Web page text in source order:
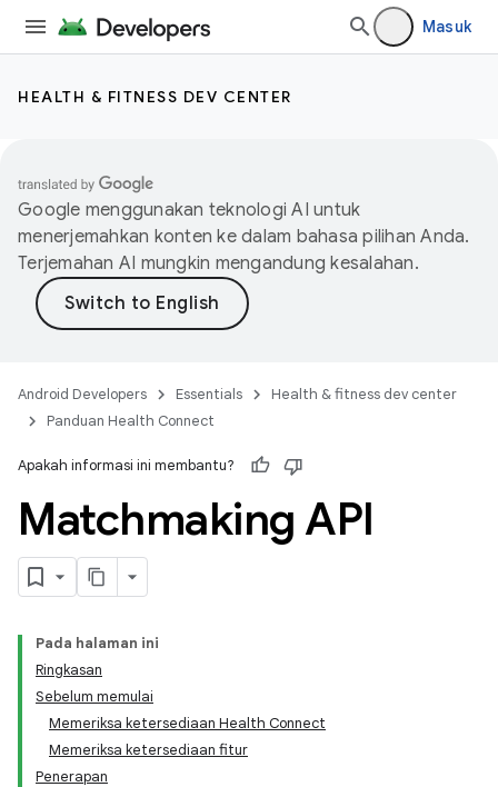
Masuk
HEALTH & FITNESS DEV CENTER
Google menggunakan teknologi AI untuk
menerjemahkan konten ke dalam bahasa pilihan Anda.
Terjemahan AI mungkin mengandung kesalahan.
Android Developers Essentials
Health & fitness dev center
Panduan Health Connect
Apakah informasi ini membantu?
Matchmaking API
Pada halaman ini
Ringkasan
Sebelum memulai
Memeriksa ketersediaan Health Connect
Memeriksa ketersediaan fitur
Penerapan